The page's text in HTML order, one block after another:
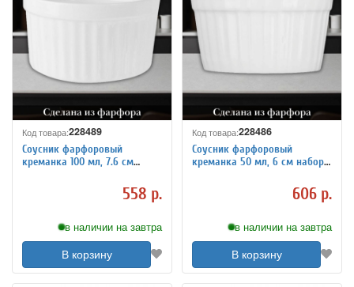
Код товара:228489
Соусник фарфоровый
креманка 100 мл, 7.6 см
558 р.
в наличии на завтра
В корзину
Код товара:228486
Соусник фарфоровый
креманка 50 мл, 6 см набор
606 р.
в наличии на завтра
В корзину